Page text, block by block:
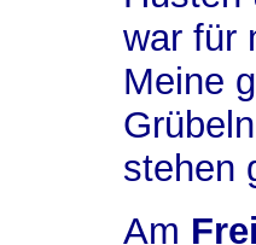
war für
Meine
stehen
Am